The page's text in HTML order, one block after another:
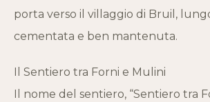
porta verso il villaggio di Bruil,
cementata e ben mantenuta.
Il Sentiero tra Forni e Mulini
Il nome del sentiero, “Sentiero tra